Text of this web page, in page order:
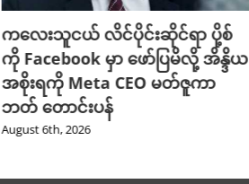
ကလေးသူငယ် လိင်ပိုင်းဆိုင်ရာ ပို့စ်
ကို Facebook မှာ ဖော်ပြမိလို့ အိန္ဒိယ
အစိုးရကို Meta CEO မတ်ဇူကာ
ဘတ် တောင်းပန်
August 6th, 2026